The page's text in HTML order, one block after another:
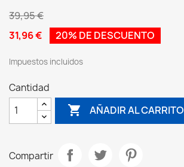
39,95 €
31,96 €
20% DE DESCUENTO
Impuestos incluidos
Cantidad
 AÑADIR AL CARRITO
Compartir